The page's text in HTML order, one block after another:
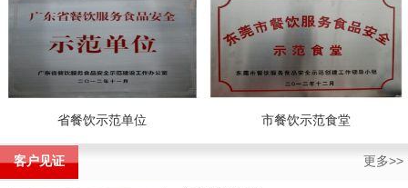
省餐饮示范单位 市餐饮示范食堂
客户见证 更多>>